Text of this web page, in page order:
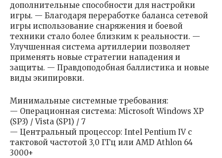
дополнительные способности для настройки
игры. — Благодаря переработке баланса сетевой
игры использование снаряжения и боевой
техники стало более близким к реальности. —
Улучшенная система артиллерии позволяет
применять новые стратегии нападения и
защиты. — Правдоподобная баллистика и новые
виды экипировки.
Минимальные системные требования:
— Операционная система: Microsoft Windows XP
(SP3) / Vista (SP1) / 7
— Центральный процессор: Intel Pentium IV с
тактовой частотой 3,0 ГГц или AMD Athlon 64
3000+